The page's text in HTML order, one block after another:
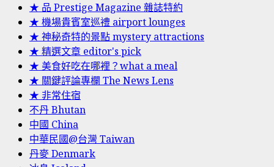
★ 品 Prestige Magazine 雜誌特約
★ 機場貴賓室巡禮 airport lounges
★ 神秘奇特的景點 mystery attractions
★ 精選文章 editor's pick
★ 美食好吃在哪裡？what a meal
★ 關鍵評論專欄 The News Lens
★ 非常住宿
不丹 Bhutan
中國 China
中華民國@台灣 Taiwan
丹麥 Denmark